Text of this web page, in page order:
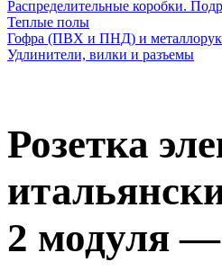
Распределительные коробки.
Теплые полы
Гофра (ПВХ и ПНД) и
Удлинители, вилки и разъемы
Розетка
2 модуля